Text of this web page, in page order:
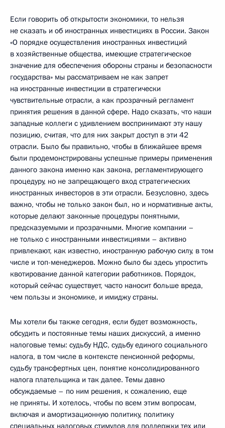
Если говорить об открытости экономики, то нельзя
не сказать и об иностранных инвестициях в России. Закон
«О порядке осуществления иностранных инвестиций
в хозяйственные общества, имеющие стратегическое
значение для обеспечения обороны страны и безопасности
государства» мы рассматриваем не как запрет
на иностранные инвестиции в стратегически
чувствительные отрасли, а как прозрачный регламент
принятия решения в данной сфере. Надо сказать, что наши
западные коллеги с удивлением воспринимают эту нашу
позицию, считая, что для них закрыт доступ в эти 42
отрасли. Было бы правильно, чтобы в ближайшее время
были продемонстрированы успешные примеры применения
данного закона именно как закона, регламентирующего
процедуру, но не запрещающего вход стратегических
иностранных инвесторов в эти отрасли. Безусловно, здесь
важно, чтобы не только закон был, но и нормативные акты,
которые делают законные процедуры понятными,
предсказуемыми и прозрачными. Многие компании –
не только с иностранными инвестициями – активно
привлекают, как известно, иностранную рабочую силу, в том
числе и топ-менеджеров. Можно было бы здесь упростить
квотирование данной категории работников. Порядок,
который сейчас существует, часто наносит больше вреда,
чем пользы и экономике, и имиджу страны.
Мы хотели бы также сегодня, если будет возможность,
обсудить и постоянные темы наших дискуссий, а именно
налоговые темы: судьбу НДС, судьбу единого социального
налога, в том числе в контексте пенсионной реформы,
судьбу трансфертных цен, понятие консолидированного
налога плательщика и так далее. Темы давно
обсуждаемые – по ним решения, к сожалению, еще
не приняты. И хотелось, чтобы по всем этим вопросам,
включая и амортизационную политику, политику
специальных налоговых стимулов для поддержки тех или